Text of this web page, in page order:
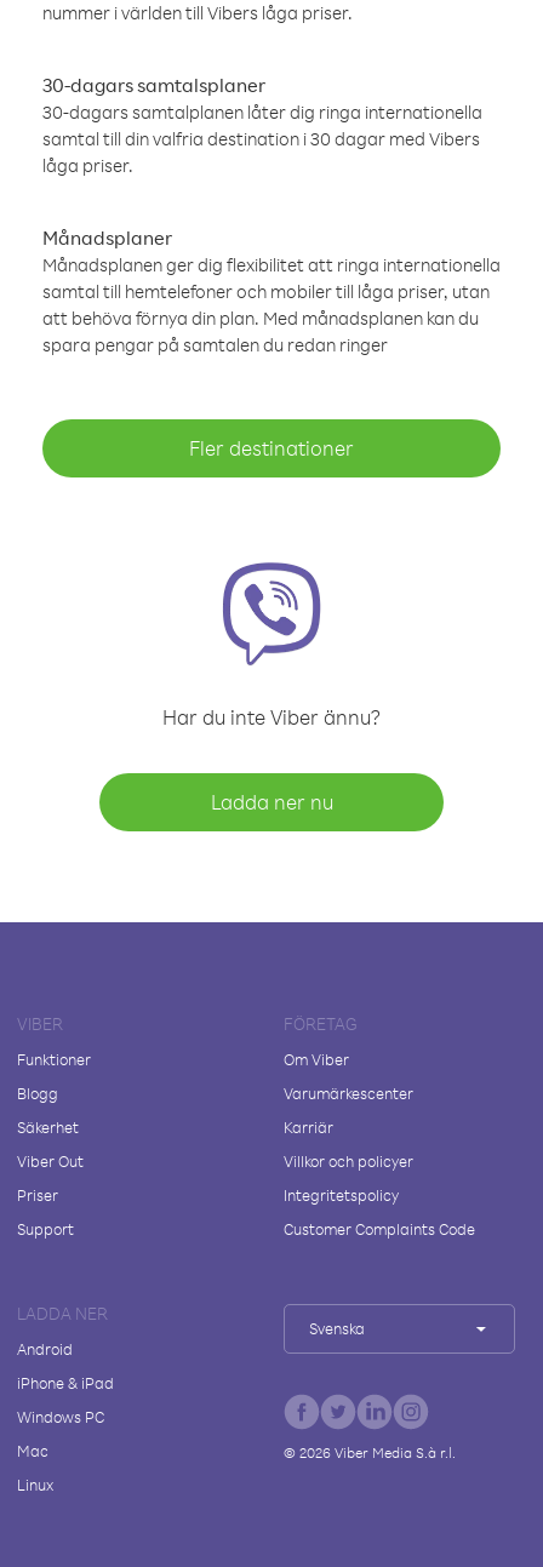
nummer i världen till Vibers låga priser.
30-dagars samtalsplaner
30-dagars samtalplanen låter dig ringa internationella
samtal till din valfria destination i 30 dagar med Vibers
låga priser.
Månadsplaner
Månadsplanen ger dig flexibilitet att ringa internationella
samtal till hemtelefoner och mobiler till låga priser, utan
att behöva förnya din plan. Med månadsplanen kan du
spara pengar på samtalen du redan ringer
Fler destinationer
Har du inte Viber ännu?
Ladda ner nu
VIBER
Funktioner
Blogg
Säkerhet
Viber Out
Priser
Support
FÖRETAG
Om Viber
Varumärkescenter
Karriär
Villkor och policyer
Integritetspolicy
Customer Complaints Code
LADDA NER
Android
iPhone & iPad
Windows PC
Mac
Linux
Svenska
© 2026Viber Media S.à r.l.